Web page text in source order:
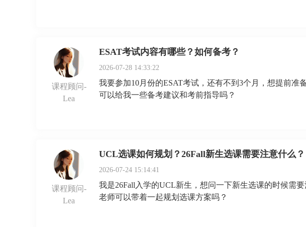
课程顾问-
Lea
ESAT考试内容有哪些？如何备考？
2026-07-28 14:33:22
我要参加10月份的ESAT考试，还有不到3个月，想提前准
可以给我一些备考建议和考前指导吗？
课程顾问-
Lea
UCL选课如何规划？26Fall新生选课需要注意什么？
2026-07-24 15:14:41
我是26Fall入学的UCL新生，想问一下新生选课的时候需
老师可以带着一起规划选课方案吗？